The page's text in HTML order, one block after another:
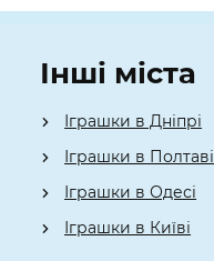
Інші міста
Іграшки в Дніпрі
Іграшки в Полтаві
Іграшки в Одесі
Іграшки в Київі